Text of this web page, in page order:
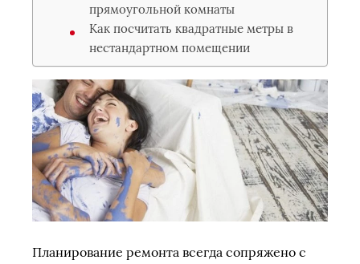
прямоугольной комнаты
Как посчитать квадратные метры в
нестандартном помещении
Планирование ремонта всегда сопряжено с